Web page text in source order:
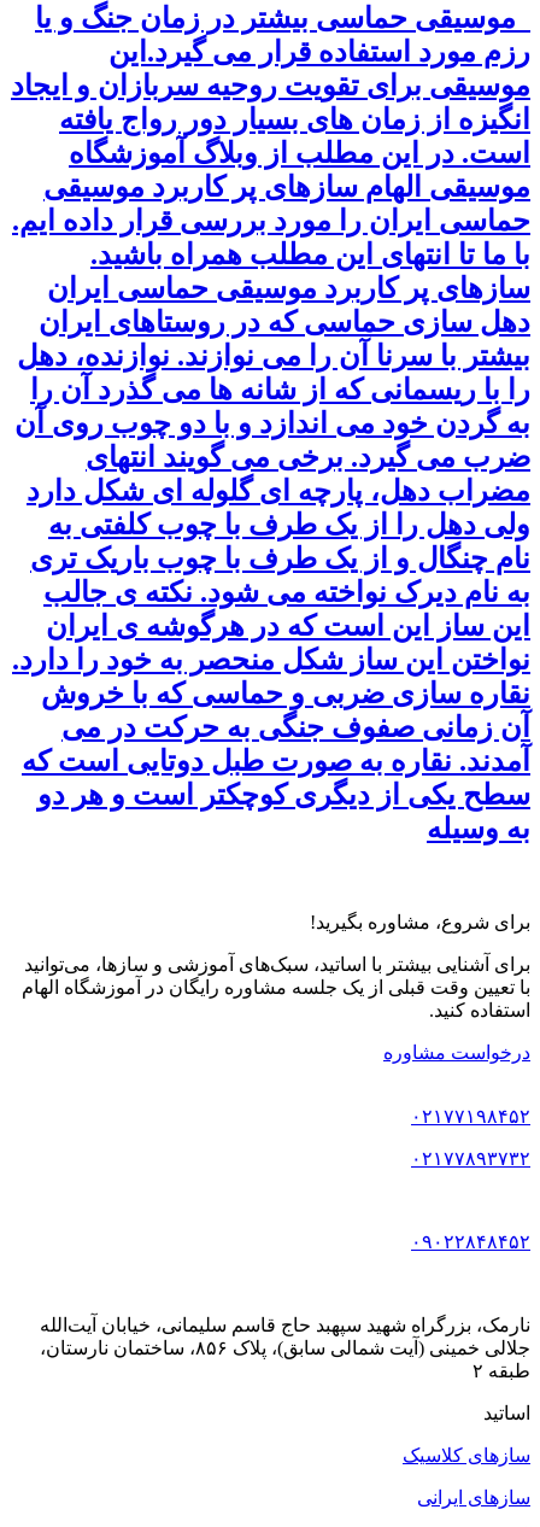
موسیقی حماسی بیشتر در زمان جنگ و یا
رزم مورد استفاده قرار می گیرد.این
موسیقی برای تقویت روحیه سربازان و ایجاد
انگیزه از زمان های بسیار دور رواج یافته
است. در این مطلب از وبلاگ آموزشگاه
موسیقی الهام سازهای پر کاربرد موسیقی
حماسی ایران را مورد بررسی قرار داده ایم.
با ما تا انتهای این مطلب همراه باشید.
سازهای پر کاربرد موسیقی حماسی ایران
دهل سازی حماسی که در روستاهای ایران
بیشتر با سرنا آن را می نوازند. نوازنده، دهل
را با ریسمانی که از شانه ‌ها می‌ گذرد آن را
به گردن خود می اندازد و با دو چوب روی آن
ضرب می گیرد. برخی می گویند انتهای
مضراب دهل، پارچه‌ ای گلوله‌ ای شکل دارد
ولی دهل را از یک طرف با چوب کلفتی به
نام چنگال و از یک طرف با چوب باریک تری
به نام دیرک نواخته می شود. نکته ی جالب
این ساز این است که در هرگوشه ی ایران
نواختن این ساز شکل منحصر به خود را دارد.
نقاره سازی ضربی و حماسی که با خروش
آن زمانی صفوف جنگی به حرکت در می
آمدند. نقاره به صورت طبل دوتایی است که
سطح یکی از دیگری کوچکتر است و هر دو
به وسیله
برای شروع، مشاوره بگیرید!
برای آشنایی بیشتر با اساتید، سبک‌های آموزشی و سازها، می‌توانید
با تعیین وقت قبلی از یک جلسه مشاوره رایگان در آموزشگاه الهام
استفاده کنید.
درخواست مشاوره
۰۲۱۷۷۱۹۸۴۵۲
۰۲۱۷۷۸۹۳۷۳۲
۰۹۰۲۲۸۴۸۴۵۲
نارمک، بزرگراه شهید سپهبد حاج قاسم سلیمانی، خیابان آیت‌الله
جلالی خمینی (آیت شمالی سابق)، پلاک ۸۵۶، ساختمان نارستان،
طبقه ۲
اساتید
سازهای کلاسیک
سازهای ایرانی